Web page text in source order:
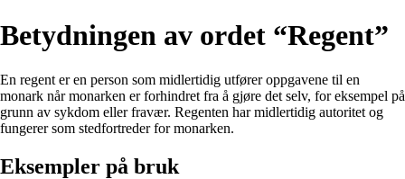
Betydningen av ordet “Regent”
En regent er en person som midlertidig utfører oppgavene til en
monark når monarken er forhindret fra å gjøre det selv, for eksempel på
grunn av sykdom eller fravær. Regenten har midlertidig autoritet og
fungerer som stedfortreder for monarken.
Eksempler på bruk